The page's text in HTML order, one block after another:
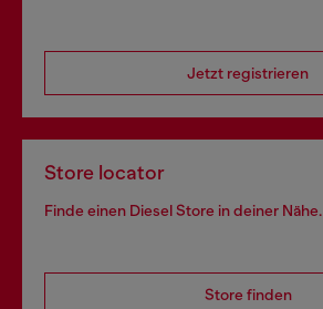
Jetzt registrieren
Store locator
Finde einen Diesel Store in deiner Nähe.
Store finden